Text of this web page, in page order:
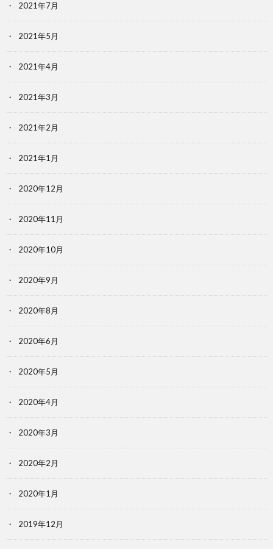
2021年7月
2021年5月
2021年4月
2021年3月
2021年2月
2021年1月
2020年12月
2020年11月
2020年10月
2020年9月
2020年8月
2020年6月
2020年5月
2020年4月
2020年3月
2020年2月
2020年1月
2019年12月